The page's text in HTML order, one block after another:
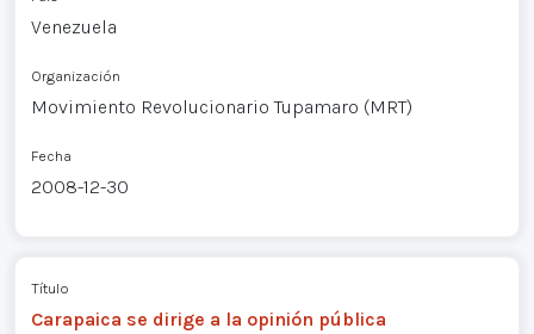
Venezuela
Organización
Movimiento Revolucionario Tupamaro (MRT)
Fecha
2008-12-30
Título
Carapaica se dirige a la opinión pública